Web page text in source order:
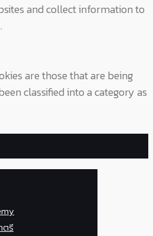
and collect information to
are those that are being
classified into a category as
รี